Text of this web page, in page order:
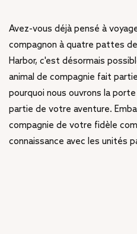
Avez-vous déjà pensé à
compagnon à quatre pattes
Harbor, c'est désormais
animal de compagnie fait
pourquoi nous ouvrons la
partie de votre aventure.
compagnie de votre fidèle
connaissance avec les unités